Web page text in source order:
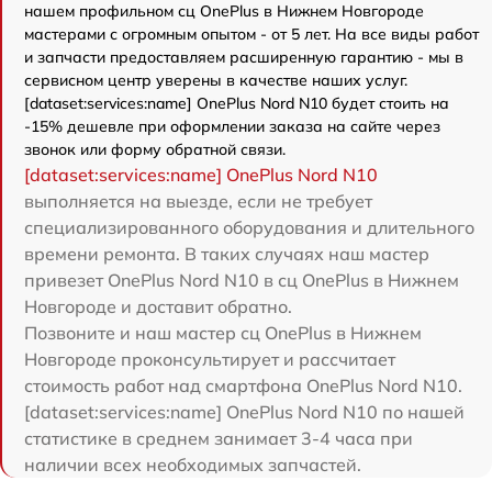
нашем профильном сц OnePlus в Нижнем Новгороде
мастерами с огромным опытом - от 5 лет. На все виды работ
и запчасти предоставляем расширенную гарантию - мы в
сервисном центр уверены в качестве наших услуг.
[dataset:services:name] OnePlus Nord N10 будет стоить на
-15% дешевле при оформлении заказа на сайте через
звонок или форму обратной связи.
[dataset:services:name] OnePlus Nord N10
выполняется на выезде, если не требует
специализированного оборудования и длительного
времени ремонта. В таких случаях наш мастер
привезет OnePlus Nord N10 в сц OnePlus в Нижнем
Новгороде и доставит обратно.
Позвоните и наш мастер сц OnePlus в Нижнем
Новгороде проконсультирует и рассчитает
стоимость работ над смартфона OnePlus Nord N10.
[dataset:services:name] OnePlus Nord N10 по нашей
статистике в среднем занимает 3-4 часа при
наличии всех необходимых запчастей.